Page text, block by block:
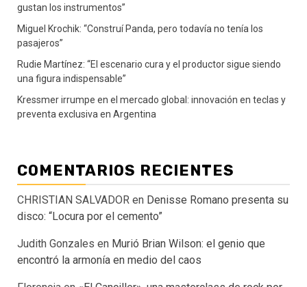
gustan los instrumentos”
Miguel Krochik: “Construí Panda, pero todavía no tenía los
pasajeros”
Rudie Martínez: “El escenario cura y el productor sigue siendo
una figura indispensable”
Kressmer irrumpe en el mercado global: innovación en teclas y
preventa exclusiva en Argentina
COMENTARIOS RECIENTES
CHRISTIAN SALVADOR en Denisse Romano presenta su
disco: “Locura por el cemento”
Judith Gonzales en Murió Brian Wilson: el genio que
encontró la armonía en medio del caos